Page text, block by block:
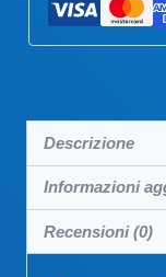
Descrizione
Informazioni
Recensioni (0)